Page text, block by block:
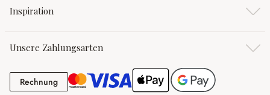
Inspiration
Unsere Zahlungsarten
RechnungRechnung